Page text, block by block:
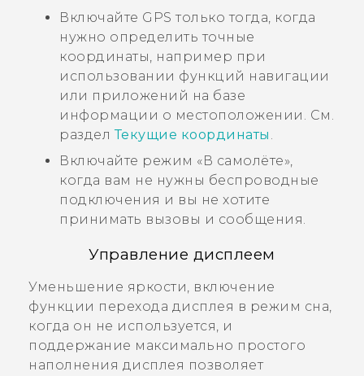
Включайте GPS только тогда, когда
нужно определить точные
координаты, например при
использовании функций навигации
или приложений на базе
информации о местоположении. См.
разделТекущие координаты
Включайте режим «В самолёте»,
когда вам не нужны беспроводные
подключения и вы не хотите
принимать вызовы и сообщения.
Управление дисплеем
Уменьшение яркости, включение
функции перехода дисплея в режим сна,
когда он не используется, и
поддержание максимально простого
наполнения дисплея позволяет